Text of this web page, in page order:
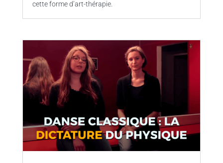
cette forme d’art-thérapie.